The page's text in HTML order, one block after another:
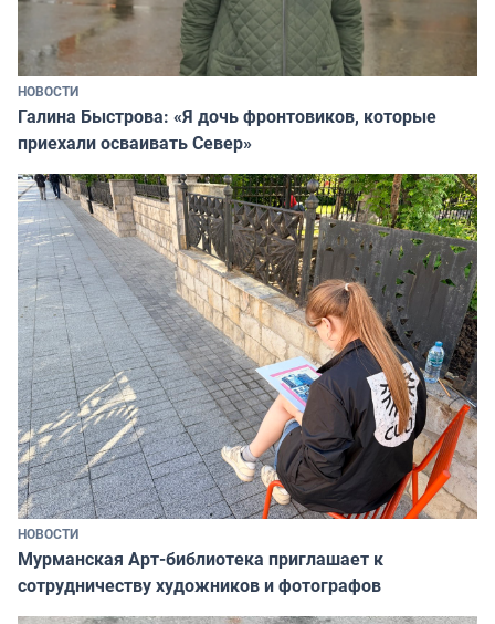
НОВОСТИ
Галина Быстрова: «Я дочь фронтовиков, которые
приехали осваивать Север»
НОВОСТИ
Мурманская Арт-библиотека приглашает к
сотрудничеству художников и фотографов